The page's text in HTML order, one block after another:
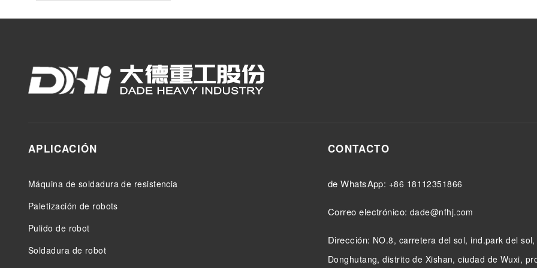
APLICACIÓN
Máquina de soldadura de resistencia
Paletización de robots
Pulido de robot
Soldadura de robot
CONTACTO
de WhatsApp: +86 18112351866
Correo electrónico: dade@nfhj.com
Dirección: NO.8, carretera del sol, ind.park del
Donghutang, distrito de Xishan, ciudad de Wuxi,